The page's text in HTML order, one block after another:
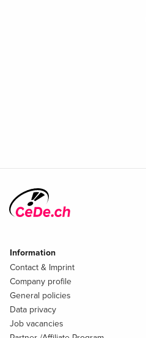
Information
Contact & Imprint
Company profile
General policies
Data privacy
Job vacancies